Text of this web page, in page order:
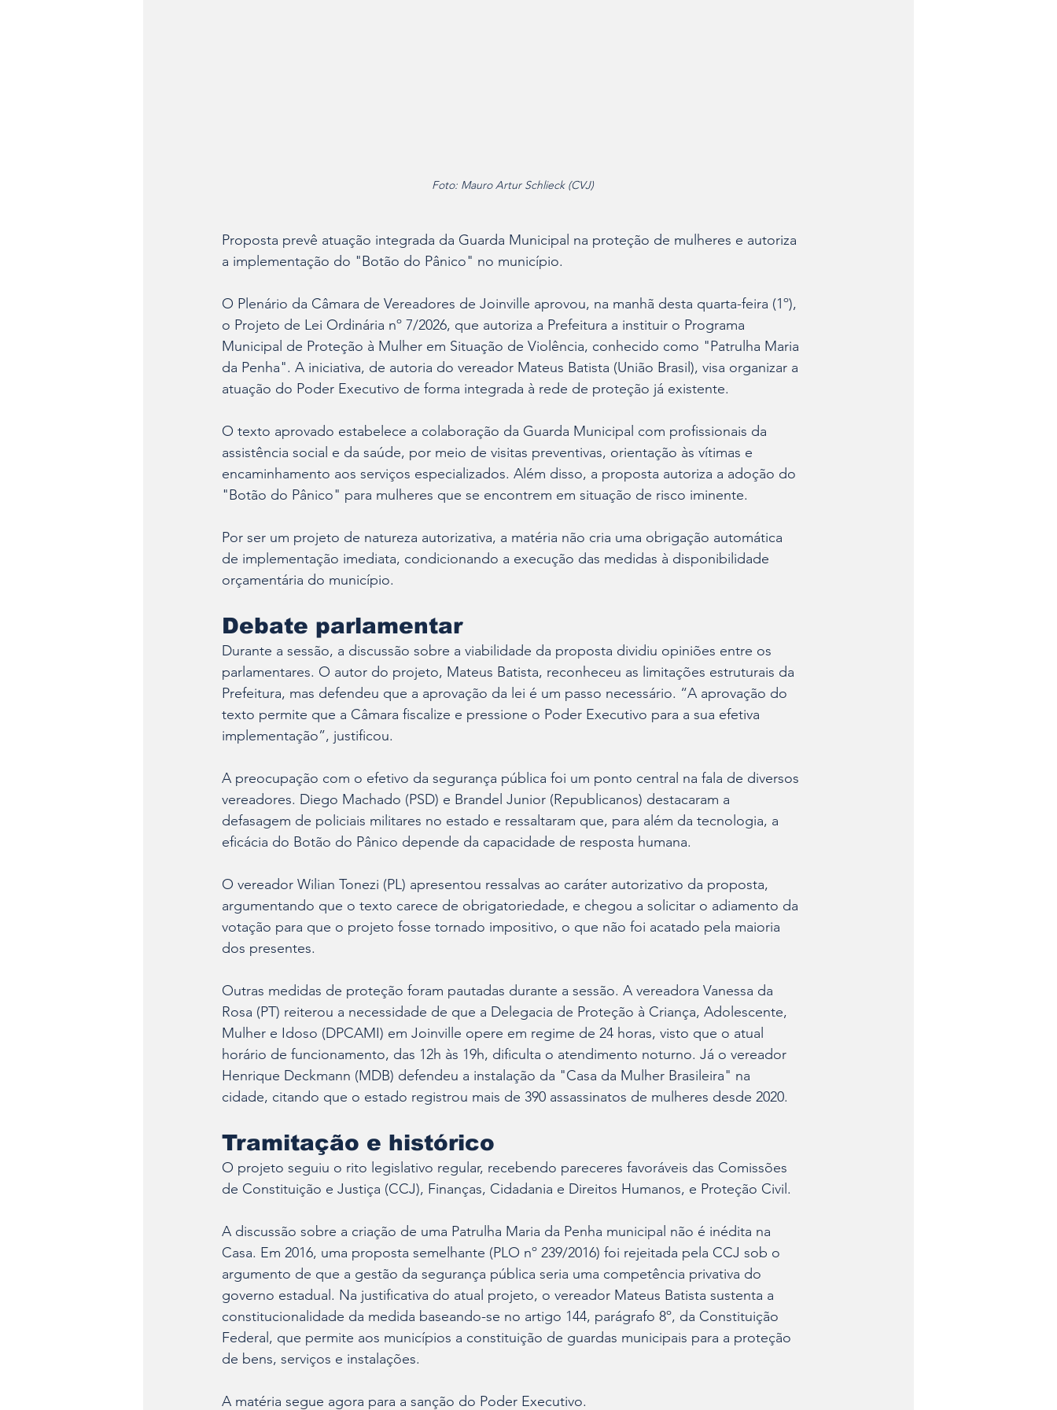
Foto: Mauro Artur Schlieck (CVJ)
Proposta prevê atuação integrada da Guarda Municipal na proteção de mulheres e autoriza
a implementação do "Botão do Pânico" no município.
O Plenário da Câmara de Vereadores de Joinville aprovou, na manhã desta quarta-feira (1º),
o Projeto de Lei Ordinária nº 7/2026, que autoriza a Prefeitura a instituir o Programa
Municipal de Proteção à Mulher em Situação de Violência, conhecido como "Patrulha Maria
da Penha". A iniciativa, de autoria do vereador Mateus Batista (União Brasil), visa organizar a
atuação do Poder Executivo de forma integrada à rede de proteção já existente.
O texto aprovado estabelece a colaboração da Guarda Municipal com profissionais da
assistência social e da saúde, por meio de visitas preventivas, orientação às vítimas e
encaminhamento aos serviços especializados. Além disso, a proposta autoriza a adoção do
"Botão do Pânico" para mulheres que se encontrem em situação de risco iminente.
Por ser um projeto de natureza autorizativa, a matéria não cria uma obrigação automática
de implementação imediata, condicionando a execução das medidas à disponibilidade
orçamentária do município.
Debate parlamentar
Durante a sessão, a discussão sobre a viabilidade da proposta dividiu opiniões entre os
parlamentares. O autor do projeto, Mateus Batista, reconheceu as limitações estruturais da
Prefeitura, mas defendeu que a aprovação da lei é um passo necessário. “A aprovação do
texto permite que a Câmara fiscalize e pressione o Poder Executivo para a sua efetiva
implementação”, justificou.
A preocupação com o efetivo da segurança pública foi um ponto central na fala de diversos
vereadores. Diego Machado (PSD) e Brandel Junior (Republicanos) destacaram a
defasagem de policiais militares no estado e ressaltaram que, para além da tecnologia, a
eficácia do Botão do Pânico depende da capacidade de resposta humana.
O vereador Wilian Tonezi (PL) apresentou ressalvas ao caráter autorizativo da proposta,
argumentando que o texto carece de obrigatoriedade, e chegou a solicitar o adiamento da
votação para que o projeto fosse tornado impositivo, o que não foi acatado pela maioria
dos presentes.
Outras medidas de proteção foram pautadas durante a sessão. A vereadora Vanessa da
Rosa (PT) reiterou a necessidade de que a Delegacia de Proteção à Criança, Adolescente,
Mulher e Idoso (DPCAMI) em Joinville opere em regime de 24 horas, visto que o atual
horário de funcionamento, das 12h às 19h, dificulta o atendimento noturno. Já o vereador
Henrique Deckmann (MDB) defendeu a instalação da "Casa da Mulher Brasileira" na
cidade, citando que o estado registrou mais de 390 assassinatos de mulheres desde 2020.
Tramitação e histórico
O projeto seguiu o rito legislativo regular, recebendo pareceres favoráveis das Comissões
de Constituição e Justiça (CCJ), Finanças, Cidadania e Direitos Humanos, e Proteção Civil.
A discussão sobre a criação de uma Patrulha Maria da Penha municipal não é inédita na
Casa. Em 2016, uma proposta semelhante (PLO nº 239/2016) foi rejeitada pela CCJ sob o
argumento de que a gestão da segurança pública seria uma competência privativa do
governo estadual. Na justificativa do atual projeto, o vereador Mateus Batista sustenta a
constitucionalidade da medida baseando-se no artigo 144, parágrafo 8º, da Constituição
Federal, que permite aos municípios a constituição de guardas municipais para a proteção
de bens, serviços e instalações.
A matéria segue agora para a sanção do Poder Executivo.